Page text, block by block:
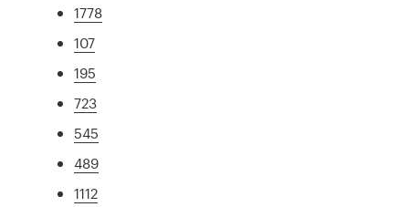
1778
107
195
723
545
489
1112